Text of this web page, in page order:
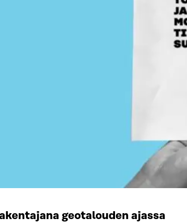
geotalouden ajassa